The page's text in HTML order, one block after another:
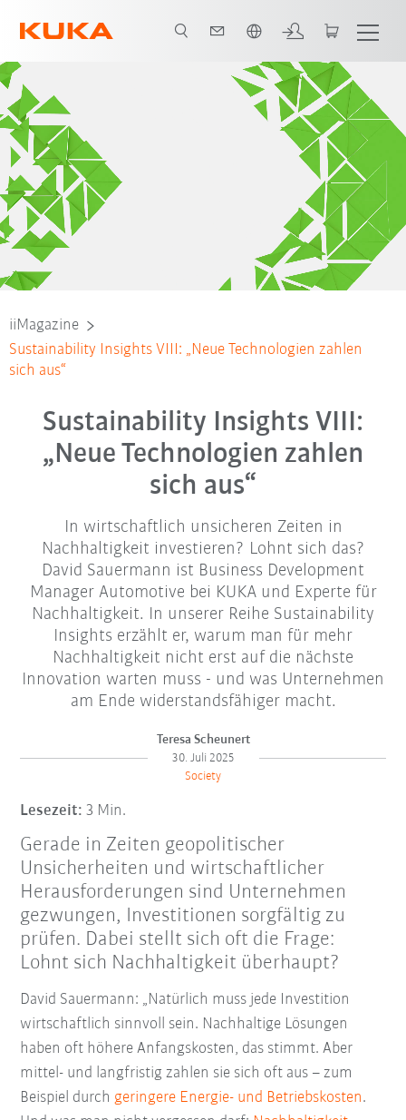
iiMagazine
Sustainability Insights VIII: „Neue Technologien zahlen
sich aus“
Sustainability Insights VIII:
„Neue Technologien zahlen
sich aus“
In wirtschaftlich unsicheren Zeiten in
Nachhaltigkeit investieren? Lohnt sich das?
David Sauermann ist Business Development
Manager Automotive bei KUKA und Experte für
Nachhaltigkeit. In unserer Reihe Sustainability
Insights erzählt er, warum man für mehr
Nachhaltigkeit nicht erst auf die nächste
Innovation warten muss - und was Unternehmen
am Ende widerstandsfähiger macht.
Teresa Scheunert
30. Juli 2025
Society
Lesezeit: 3 Min.
Gerade in Zeiten geopolitischer
Unsicherheiten und wirtschaftlicher
Herausforderungen sind Unternehmen
gezwungen, Investitionen sorgfältig zu
prüfen. Dabei stellt sich oft die Frage:
Lohnt sich Nachhaltigkeit überhaupt?
David Sauermann: „Natürlich muss jede Investition
wirtschaftlich sinnvoll sein. Nachhaltige Lösungen
haben oft höhere Anfangskosten, das stimmt. Aber
mittel- und langfristig zahlen sie sich oft aus – zum
Beispiel durchgeringere Energie- und Betriebskosten.